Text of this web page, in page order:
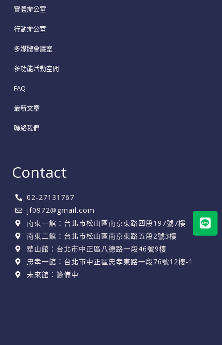
實體辦公室
行動辦公室
多媒體會議室
多功能活動空間
FAQ
最新文章
聯絡我們
Contact
02-27131767
jf0972@gmail.com
南東一館：台北市松山區南京東路四段197號7樓
南東二館：台北市松山區南京東路五段2號3樓
華山館：台北市中正區八德路一段46號9樓
忠孝一館：台北市中正區忠孝東路一段76號12樓-1
未來館：籌備中